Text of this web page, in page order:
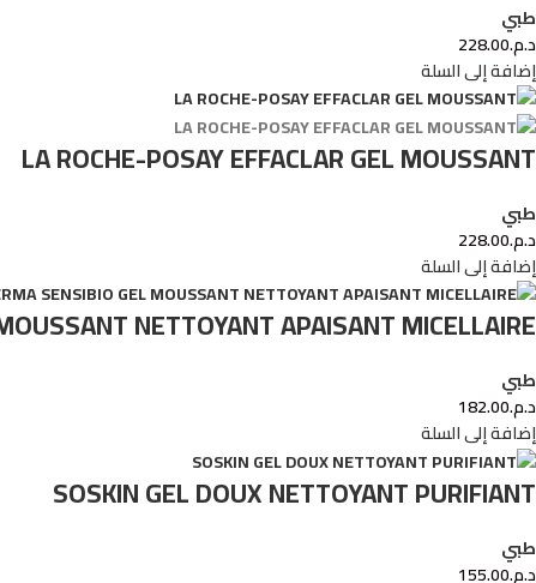
طبي
د.م.228.00
إضافة إلى السلة
LA ROCHE-POSAY EFFACLAR GEL MOUSSANT
طبي
د.م.228.00
إضافة إلى السلة
NETTOYANT APAISANT MICELLAIRE
طبي
د.م.182.00
إضافة إلى السلة
SOSKIN GEL DOUX NETTOYANT PURIFIANT
طبي
د.م.155.00